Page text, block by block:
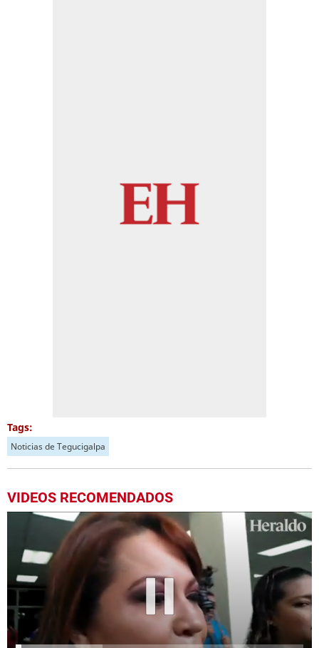
Tags:
Noticias de Tegucigalpa
VIDEOS RECOMENDADOS